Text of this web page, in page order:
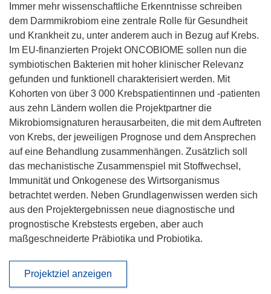
Immer mehr wissenschaftliche Erkenntnisse schreiben
dem Darmmikrobiom eine zentrale Rolle für Gesundheit
und Krankheit zu, unter anderem auch in Bezug auf Krebs.
Im EU-finanzierten Projekt ONCOBIOME sollen nun die
symbiotischen Bakterien mit hoher klinischer Relevanz
gefunden und funktionell charakterisiert werden. Mit
Kohorten von über 3 000 Krebspatientinnen und -patienten
aus zehn Ländern wollen die Projektpartner die
Mikrobiomsignaturen herausarbeiten, die mit dem Auftreten
von Krebs, der jeweiligen Prognose und dem Ansprechen
auf eine Behandlung zusammenhängen. Zusätzlich soll
das mechanistische Zusammenspiel mit Stoffwechsel,
Immunität und Onkogenese des Wirtsorganismus
betrachtet werden. Neben Grundlagenwissen werden sich
aus den Projektergebnissen neue diagnostische und
prognostische Krebstests ergeben, aber auch
maßgeschneiderte Präbiotika und Probiotika.
Projektziel anzeigen